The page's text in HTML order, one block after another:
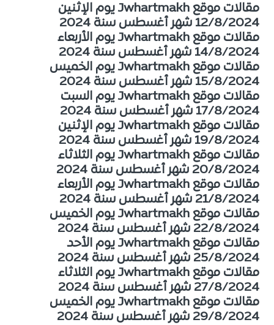
مقالات موقع Jwhartmakh يوم الإثنين
12/8/2024 شهر أغسطس سنة 2024
مقالات موقع Jwhartmakh يوم الأربعاء
14/8/2024 شهر أغسطس سنة 2024
مقالات موقع Jwhartmakh يوم الخميس
15/8/2024 شهر أغسطس سنة 2024
مقالات موقع Jwhartmakh يوم السبت
17/8/2024 شهر أغسطس سنة 2024
مقالات موقع Jwhartmakh يوم الإثنين
19/8/2024 شهر أغسطس سنة 2024
مقالات موقع Jwhartmakh يوم الثلاثاء
20/8/2024 شهر أغسطس سنة 2024
مقالات موقع Jwhartmakh يوم الأربعاء
21/8/2024 شهر أغسطس سنة 2024
مقالات موقع Jwhartmakh يوم الخميس
22/8/2024 شهر أغسطس سنة 2024
مقالات موقع Jwhartmakh يوم الأحد
25/8/2024 شهر أغسطس سنة 2024
مقالات موقع Jwhartmakh يوم الثلاثاء
27/8/2024 شهر أغسطس سنة 2024
مقالات موقع Jwhartmakh يوم الخميس
29/8/2024 شهر أغسطس سنة 2024